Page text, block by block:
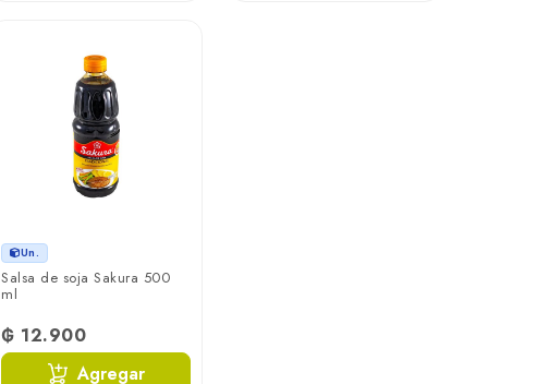
Un.
Salsa de soja Sakura 500
ml
₲ 12.900
Agregar